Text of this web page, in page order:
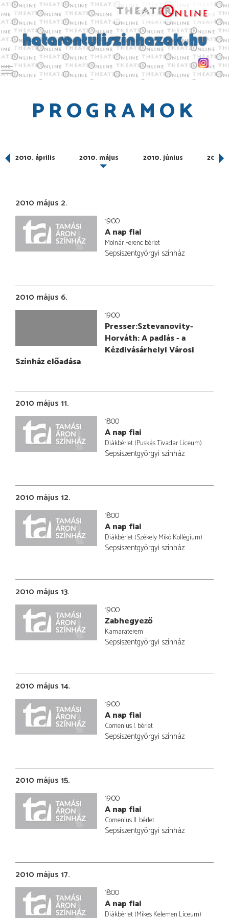
Toggle main menu visibility
PROGRAMOK
2010. április 2010. május 2010. június 2010.
2010 május 2.
19:00
A nap fiai
Molnár Ferenc bérlet
Sepsiszentgyörgyi színház
2010 május 6.
19:00
Presser:Sztevanovity-
Horváth: A padlás - a
Kézdivásárhelyi Városi
Színház előadása
2010 május 11.
18:00
A nap fiai
Diákbérlet (Puskás Tivadar Líceum)
Sepsiszentgyörgyi színház
2010 május 12.
18:00
A nap fiai
Diákbérlet (Székely Mikó Kollégium)
Sepsiszentgyörgyi színház
2010 május 13.
19:00
Zabhegyező
Kamaraterem
Sepsiszentgyörgyi színház
2010 május 14.
19:00
A nap fiai
Comenius I. bérlet
Sepsiszentgyörgyi színház
2010 május 15.
19:00
A nap fiai
Comenius II. bérlet
Sepsiszentgyörgyi színház
2010 május 17.
18:00
A nap fiai
Diákbérlet (Mikes Kelemen Líceum)